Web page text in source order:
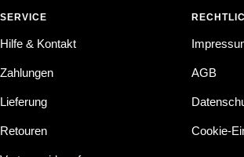
SERVICE
Hilfe & Kontakt
Zahlungen
Lieferung
Retouren
AGB
Cookie-